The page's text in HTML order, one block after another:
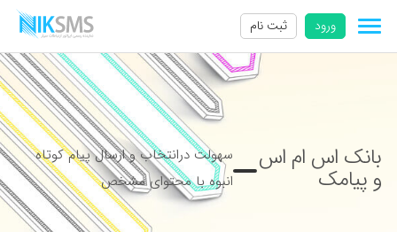
ورود ثبت نام
بانک اس ام اس
و پیامک
سهولت درانتخاب و ارسال پیام کوتاه
انبوه با محتوای مشخص